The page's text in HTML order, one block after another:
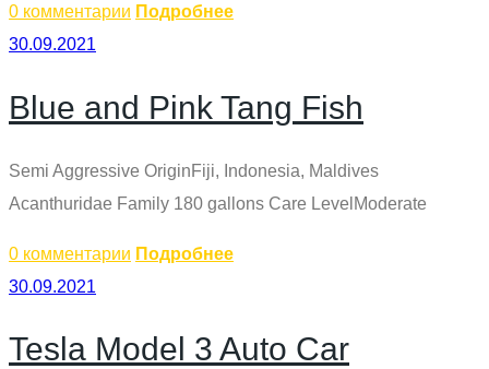
0 комментарии Подробнее
30.09.2021
Blue and Pink Tang Fish
Semi Aggressive OriginFiji, Indonesia, Maldives
Acanthuridae Family 180 gallons Care LevelModerate
0 комментарии Подробнее
30.09.2021
Tesla Model 3 Auto Car